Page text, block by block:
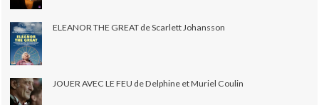
ELEANOR THE GREAT de Scarlett Johansson
JOUER AVEC LE FEU de Delphine et Muriel Coulin